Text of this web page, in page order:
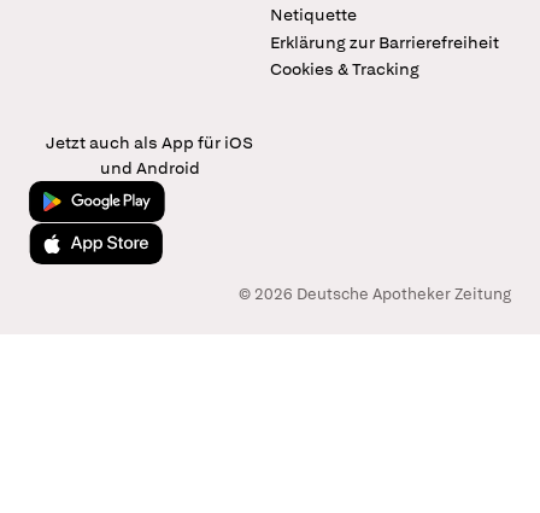
Netiquette
Erklärung zur Barrierefreiheit
Cookies & Tracking
Jetzt auch als App für iOS
und Android
Jetzt bei Google Play
Laden im App Store
© 2026 Deutsche Apotheker Zeitung